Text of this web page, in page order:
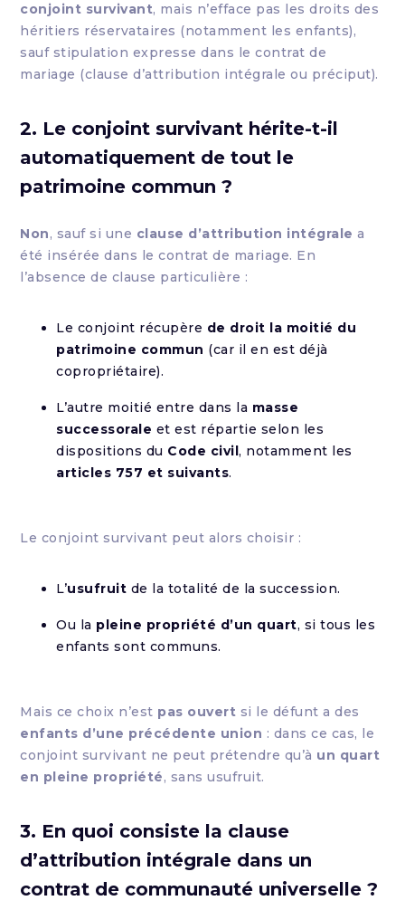
conjoint survivant, mais n’efface pas les droits des
héritiers réservataires (notamment les enfants),
sauf stipulation expresse dans le contrat de
mariage (clause d’attribution intégrale ou préciput).
2. Le conjoint survivant hérite-t-il
automatiquement de tout le
patrimoine commun ?
Non, sauf si une clause d’attribution intégrale a
été insérée dans le contrat de mariage. En
l’absence de clause particulière :
Le conjoint récupère de droit la moitié du
patrimoine commun (car il en est déjà
copropriétaire).
L’autre moitié entre dans la masse
successorale et est répartie selon les
dispositions du Code civil, notamment les
articles 757 et suivants.
Le conjoint survivant peut alors choisir :
L’usufruit de la totalité de la succession.
Ou la pleine propriété d’un quart, si tous les
enfants sont communs.
Mais ce choix n’est pas ouvert si le défunt a des
enfants d’une précédente union : dans ce cas, le
conjoint survivant ne peut prétendre qu’à un quart
en pleine propriété, sans usufruit.
3. En quoi consiste la clause
d’attribution intégrale dans un
contrat de communauté universelle ?